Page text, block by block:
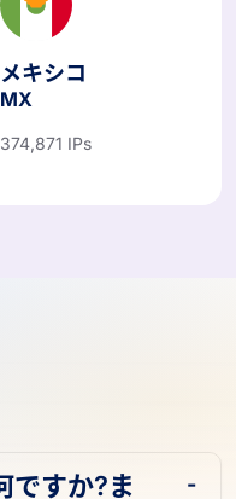
メキシコ
MX